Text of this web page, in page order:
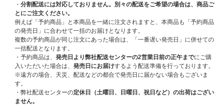
イベント開始：18:15 (予定)
受付開始：18:05
入場口締切り：18:15
受付締切：18:20
・第6部 メンバー全員お見送り会
イベント開始：18:45 (予定)
受付開始：18:35
入場口締切り：18:45
受付締切：18:50
・ 分割配送には対応しておりません。別々の配送をご希望の場合は、商品ご
とにご注文ください。
例えば「予約商品」と本商品を一緒に注文されますと、本商品も「予約商品
の発売日」に合わせて一括のお届けとなります。
複数の予約商品が同じ注文にあった場合は、「一番遅い発売日」に併せての
一括配送となります。
・予約商品は、 発売日より弊社配送センターの2営業日前の正午までにご購
入いただいた場合は、 発売日にお届けするよう配送準備を行っております。
※遠方の場合、天災、配送などの都合で発売日に届かない場合もございま
す。
・弊社配送センターの定休日（土曜日、日曜日、祝日など）の出荷はござい
ません。